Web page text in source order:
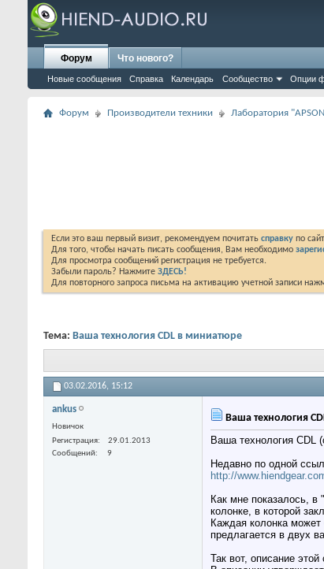
Форум
Новые сообщения Справка Календарь Сообщество Опции
Что нового?
Форум Производители техники Лаборатория
Если это ваш первый визит, рекомендуем почитать справку по
Для того, чтобы начать писать сообщения, Вам необходимо
Для просмотра сообщений регистрация не требуется.
Забыли пароль? Нажмите ЗДЕСЬ!
Для повторного запроса письма на активацию учетной записи
Тема: Ваша технология CDL в миниатюре
03.02.2016, 15:12
ankus
Новичок
Регистрация
29.01.2013
Сообщений
9
Ваша технология
Ваша технология CDL
Недавно по одной
http://
Как мне показалось, в
колонке, в которой
Каждая колонка может
предлагается в двух
Так вот, описание